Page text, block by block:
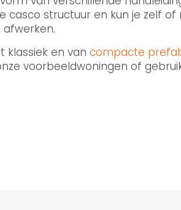
casco structuur en kun je zelf
klassiek en van compacte
voorbeeldwoningen of